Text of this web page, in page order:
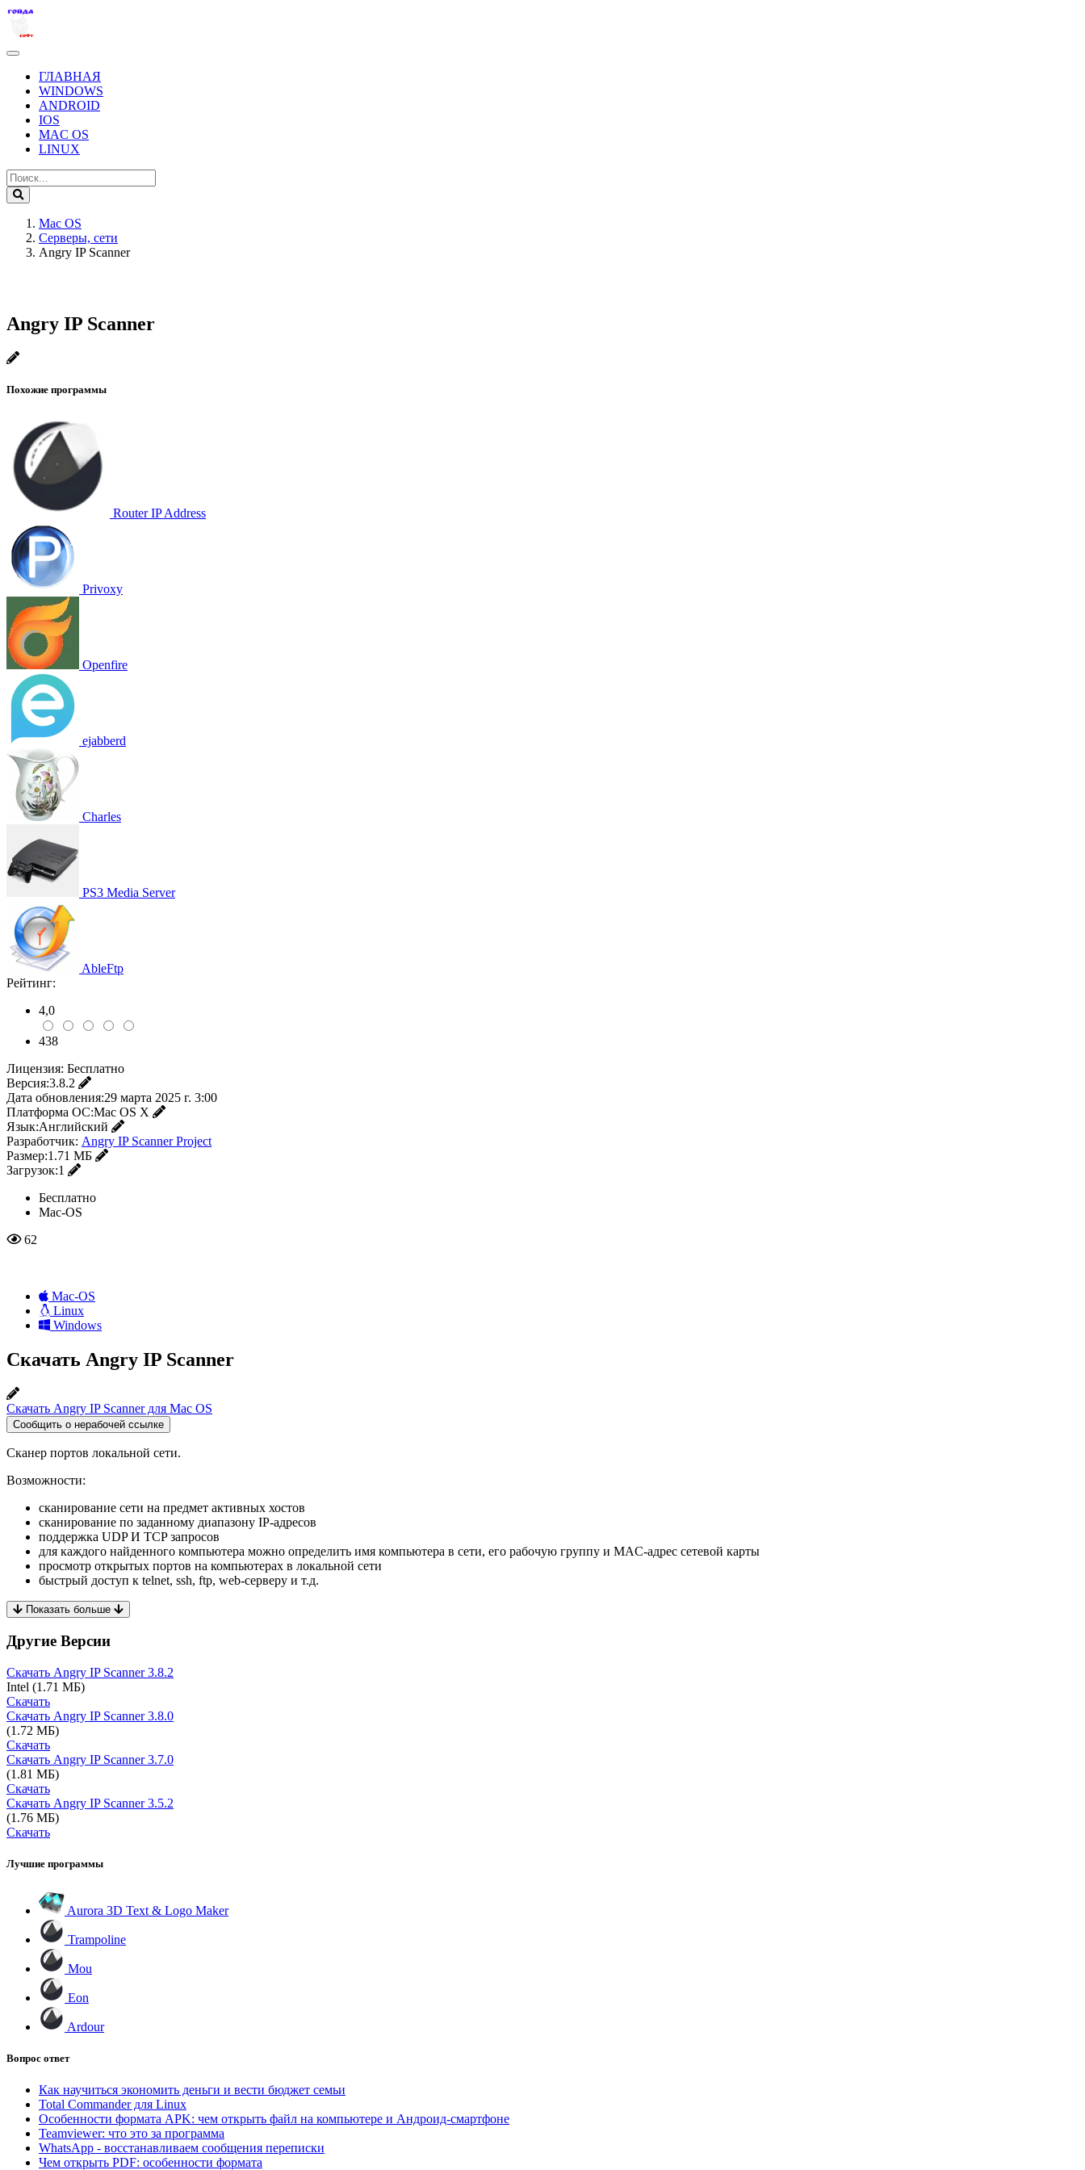
ГЛАВНАЯ
WINDOWS
ANDROID
IOS
MAC OS
LINUX
Mac OS
Серверы, сети
Angry IP Scanner
Angry IP Scanner
Похожие программы
Router IP Address
Privoxy
Openfire
ejabberd
Charles
PS3 Media Server
AbleFtp
Рейтинг:
4,0
438
Лицензия: Бесплатно
Версия:3.8.2
Дата обновления:29 марта 2025 г. 3:00
Платформа ОС:Mac OS X
Язык:Английский
Разработчик: Angry IP Scanner Project
Размер:1.71 МБ
Загрузок:1
Бесплатно
Mac-OS
62
Mac-OS
Linux
Windows
Скачать Angry IP Scanner
Скачать Angry IP Scanner для Mac OS
Сообщить о нерабочей ссылке
Сканер портов локальной сети.
Возможности:
сканирование сети на предмет активных хостов
сканирование по заданному диапазону IP-адресов
поддержка UDP И TCP запросов
для каждого найденного компьютера можно определить имя компьютера в сети, его рабочую группу и MAC-адрес сетевой карты
просмотр открытых портов на компьютерах в локальной сети
быстрый доступ к telnet, ssh, ftp, web-серверу и т.д.
Показать больше
Другие Версии
Скачать Angry IP Scanner3.8.2
Intel (1.71 МБ)
Скачать
Скачать Angry IP Scanner3.8.0
(1.72 МБ)
Скачать
Скачать Angry IP Scanner3.7.0
(1.81 МБ)
Скачать
Скачать Angry IP Scanner3.5.2
(1.76 МБ)
Скачать
Лучшие программы
Aurora 3D Text & Logo Maker
Trampoline
Mou
Eon
Ardour
Вопрос ответ
Как научиться экономить деньги и вести бюджет семьи
Total Commander для Linux
Особенности формата APK: чем открыть файл на компьютере и Андроид-смартфоне
Teamviewer: что это за программа
WhatsApp - восстанавливаем сообщения переписки
Чем открыть PDF: особенности формата